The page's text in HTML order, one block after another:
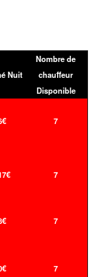
Nuit
Nombre de
chauffeur
Disponible
7
7
7
7